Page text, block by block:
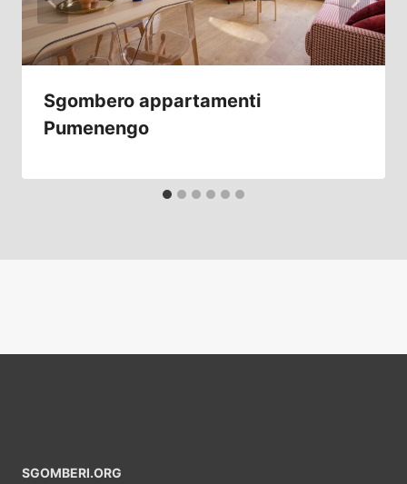
Sgombero appartamenti
Pumenengo
SGOMBERI.ORG